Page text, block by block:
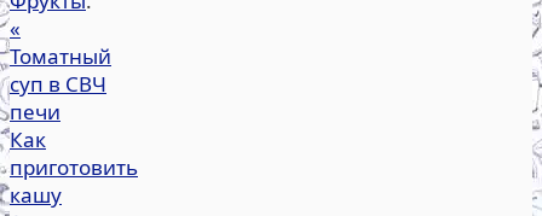
«
Томатный
суп в СВЧ
печи
Как
приготовить
кашу